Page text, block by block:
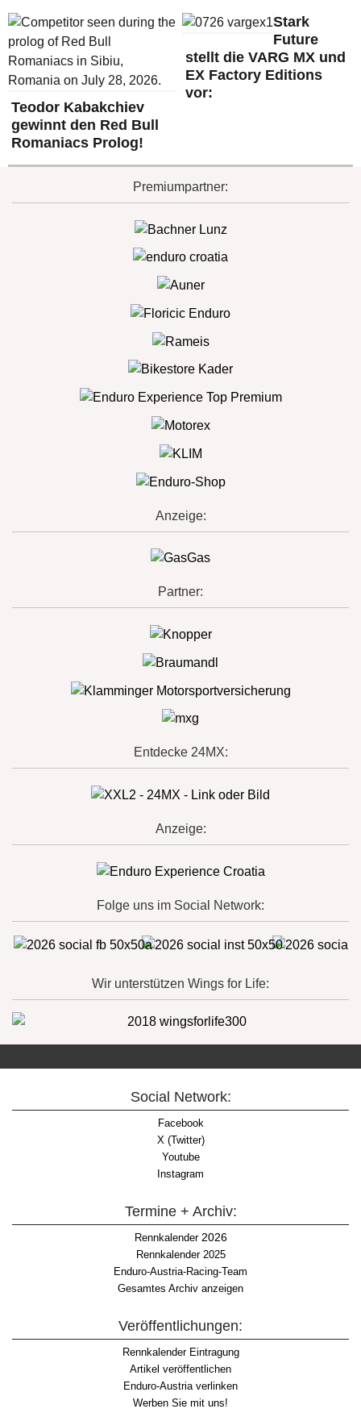
Teodor Kabakchiev
gewinnt den Red Bull
Romaniacs Prolog!
Stark
Future
stellt die VARG MX und
EX Factory Editions
vor:
Premiumpartner:
Anzeige:
Partner:
Entdecke 24MX:
Anzeige:
Folge uns im Social Network:
Wir unterstützen Wings for Life:
Social Network:
Facebook
X (Twitter)
Youtube
Instagram
Termine + Archiv:
Rennkalender2026
Rennkalender 2025
Enduro-Austria-Racing-Team
Gesamtes Archiv anzeigen
Veröffentlichungen:
Rennkalender Eintragung
Artikel veröffentlichen
Enduro-Austria verlinken
Werben Sie mit uns!